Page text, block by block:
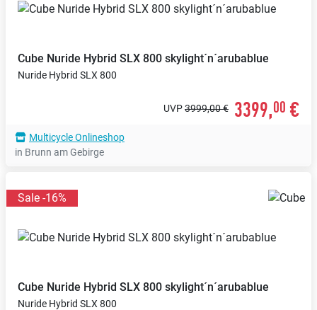
Cube Nuride Hybrid SLX 800 skylight´n´arubablue
Nuride Hybrid SLX 800
UVP3999,00 € 3399,00 €
Multicycle Onlineshop
in Brunn am Gebirge
Sale -16%
Cube Nuride Hybrid SLX 800 skylight´n´arubablue
Nuride Hybrid SLX 800